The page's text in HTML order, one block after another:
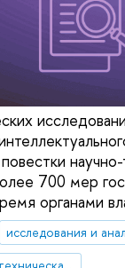
700 мер
органами
исследования и